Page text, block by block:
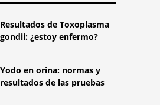
Resultados de Toxoplasma
gondii: ¿estoy enfermo?
Yodo en orina: normas y
resultados de las pruebas